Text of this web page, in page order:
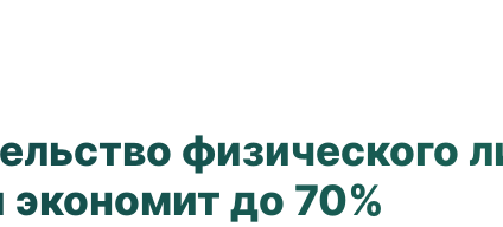
физического
до 70%